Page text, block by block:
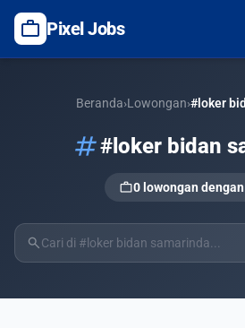
work Pixel Jobs
Beranda›Lowongan›#loker
tag#loker bidan
work0 lowongan
search